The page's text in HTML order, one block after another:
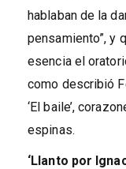
hablaban de la
pensamiento”, y
esencia el
como describió
‘El baile’,
espinas.
‘Llanto por